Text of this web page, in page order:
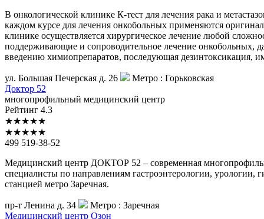
В онкологической клинике К-тест для лечения рака и
каждом курсе для лечения онкобольных применяются
клинике осуществляется хирургическое лечение любой
поддерживающие и сопроводительное лечение онкобольных,
введению химиопрепаратов, последующая дезинтоксикация,
ул. Большая Печерская д. 26 Метро : Горьковская
Доктор 52
многопрофильный медицинский центр
Рейтинг 4.3
★★★★★
★★★★★
499 519-38-52
Медицинский центр ДОКТОР 52 – современная
специалисты по направлениям гастроэнтерологии, урологии,
станцией метро Заречная.
пр-т Ленина д. 34 Метро : Заречная
Медицинский центр Озон